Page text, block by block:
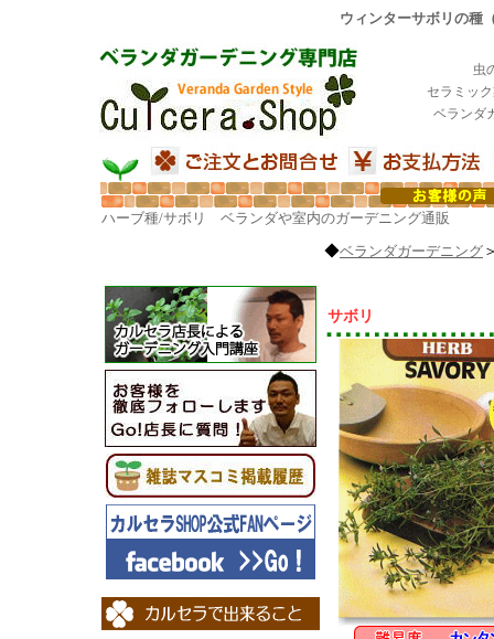
ウィンターサボリの種
虫
セラミッ
ベランダ
ハーブ種/サボリ ベランダや室内のガーデニング通販
◆ベランダガーデニング
サボリ